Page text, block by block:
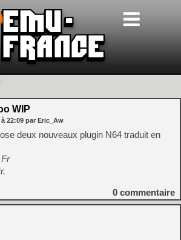
WIP
à 22:09 par Eric_Aw
deux nouveaux plugin N64 traduit en
0 commentaire